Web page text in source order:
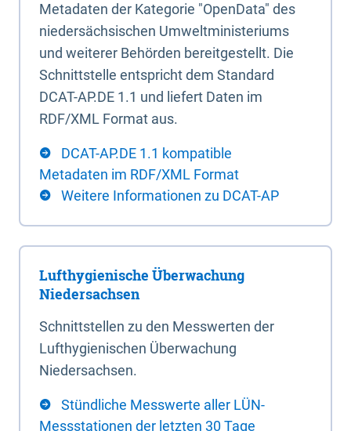
Metadaten der Kategorie "OpenData" des
niedersächsischen Umweltministeriums
und weiterer Behörden bereitgestellt. Die
Schnittstelle entspricht dem Standard
DCAT-AP.DE 1.1 und liefert Daten im
RDF/XML Format aus.
DCAT-AP.DE 1.1 kompatible
Metadaten im RDF/XML Format
Weitere Informationen zu DCAT-AP
Lufthygienische Überwachung
Niedersachsen
Schnittstellen zu den Messwerten der
Lufthygienischen Überwachung
Niedersachsen.
Stündliche Messwerte aller LÜN-
Messstationen der letzten 30 Tage